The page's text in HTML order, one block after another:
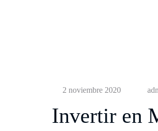
2 noviembre 2020
Invertir en